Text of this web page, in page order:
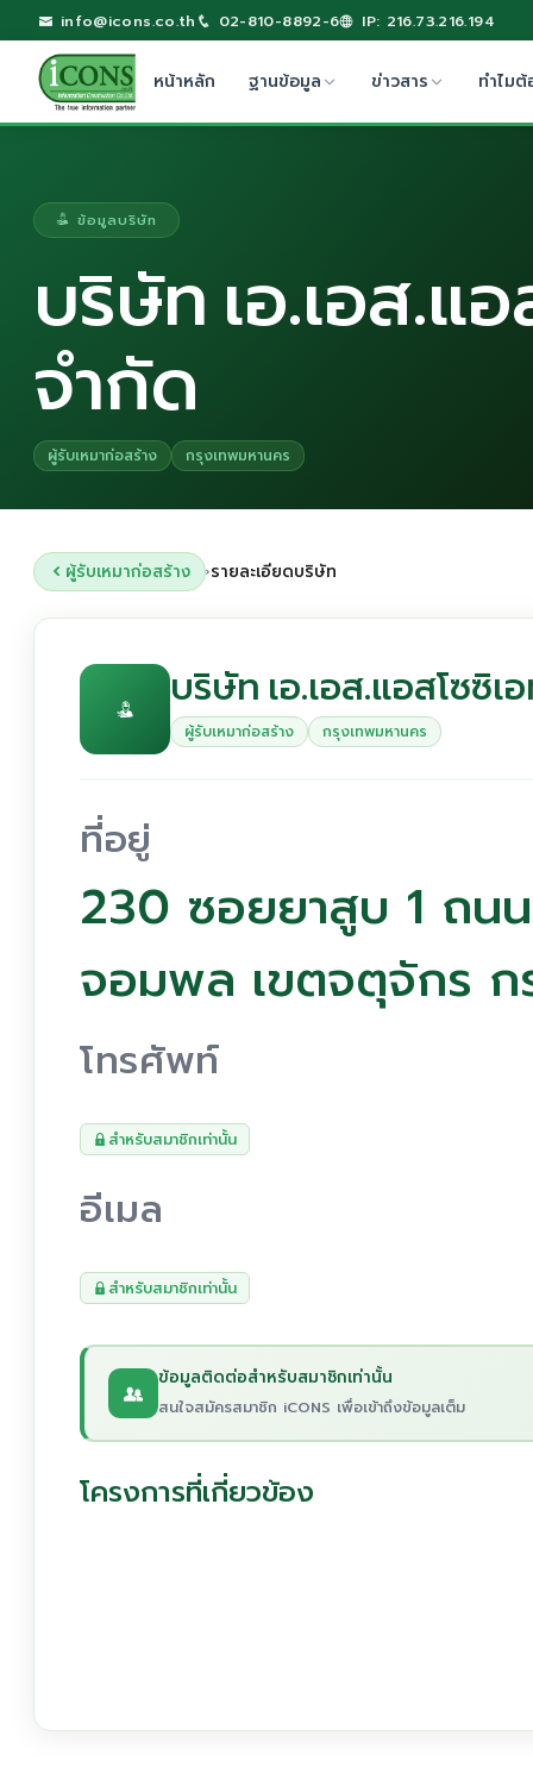
info@icons.co.th 02-810-8892-6 IP: 216.73.216.194
หน้าหลัก ฐานข้อมูล ข่าวสาร ทำไมต้
ข้อมูลบริษัท
บริษัท เอ.เอส.แอ
จำกัด
ผู้รับเหมาก่อสร้าง กรุงเทพมหานคร
ผู้รับเหมาก่อสร้าง ›รายละเอียดบริษัท
บริษัท เอ.เอส.แอสโซซิเ
ผู้รับเหมาก่อสร้าง กรุงเทพมหานคร
ที่อยู่
230 ซอยยาสูบ 1 ถน
จอมพล เขตจตุจักร
โทรศัพท์
สำหรับสมาชิกเท่านั้น
อีเมล
สำหรับสมาชิกเท่านั้น
ข้อมูลติดต่อสำหรับสมาชิกเท่านั้น
สนใจสมัครสมาชิก iCONS เพื่อเข้าถึงข้อมูลเต็ม
โครงการที่เกี่ยวข้อง